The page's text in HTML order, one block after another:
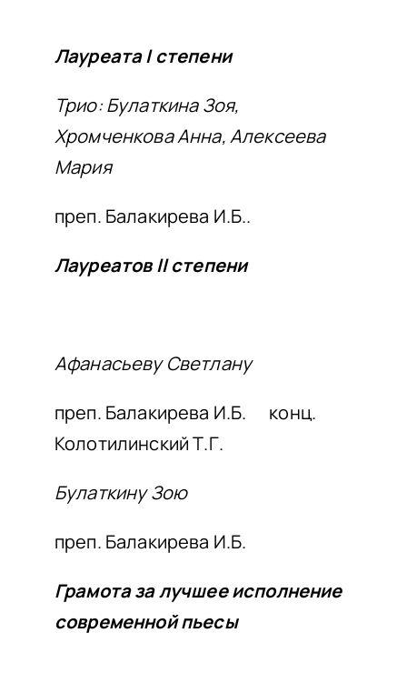
О ПРИЕМЕ
СВЕДЕНИЯ ОБ ОО
ЛауреатаIстепени
Трио: Булаткина Зоя,
Хромченкова Анна, Алексеева
Мария
преп. Балакирева И.Б..
ЛауреатовIIстепени
Афанасьеву Светлану
преп. Балакирева И.Б. конц.
Колотилинский Т.Г.
Булаткину Зою
преп. Балакирева И.Б.
Грамота за лучшее исполнение
современной пьесы